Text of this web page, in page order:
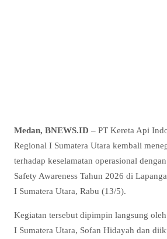
Medan, BNEWS.ID – PT Kereta Api
Regional I Sumatera Utara kembali
terhadap keselamatan operasional
Safety Awareness Tahun 2026 di
I Sumatera Utara, Rabu (13/5).
Kegiatan tersebut dipimpin langsung
I Sumatera Utara, Sofan Hidayah dan